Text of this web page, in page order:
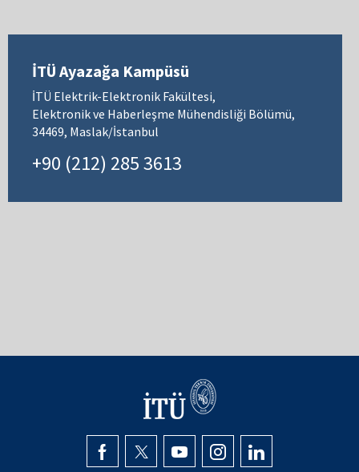
İTÜ Ayazağa Kampüsü
İTÜ Elektrik-Elektronik Fakültesi,
Elektronik ve Haberleşme Mühendisliği Bölümü,
34469, Maslak/İstanbul
+90 (212) 285 3613